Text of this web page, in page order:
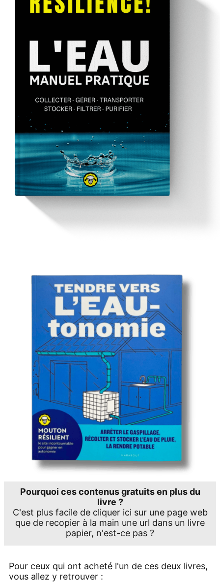
Pourquoi ces contenus gratuits en plus du
livre ?
C'est plus facile de cliquer ici sur une page web
que de recopier à la main une url dans un livre
papier, n'est-ce pas ?
Pour ceux qui ont acheté l'un de ces deux livres,
vous allez y retrouver :